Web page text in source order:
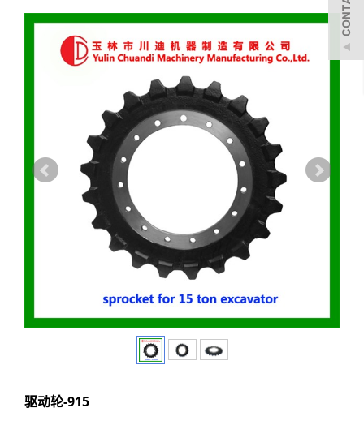
驱动轮-915